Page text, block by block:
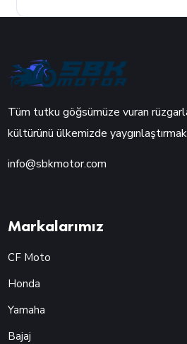
Tüm tutku göğsümüze vuran
kültürünü ülkemizde
info@sbkmotor.com
Markalarımız
CF Moto
Honda
Yamaha
Bajaj